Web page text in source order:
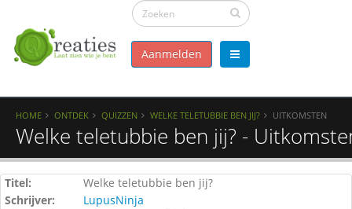
Aanmelden
HOME ONTDEK QUIZZEN WELKE TELETUBBIE BEN JIJ? UITKOMSTEN
Welke teletubbie ben jij? -
Titel:
Welke teletubbie ben jij?
Schrijver:
LupusNinja